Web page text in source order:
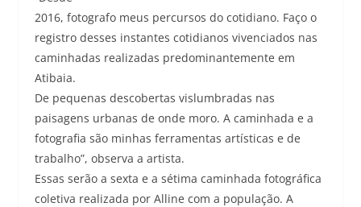
2016, fotografo meus percursos do cotidiano. Faço o
registro desses instantes cotidianos vivenciados nas
caminhadas realizadas predominantemente em
Atibaia.
De pequenas descobertas vislumbradas nas
paisagens urbanas de onde moro. A caminhada e a
fotografia são minhas ferramentas artísticas e de
trabalho”, observa a artista.
Essas serão a sexta e a sétima caminhada fotográfica
coletiva realizada por Alline com a população. A